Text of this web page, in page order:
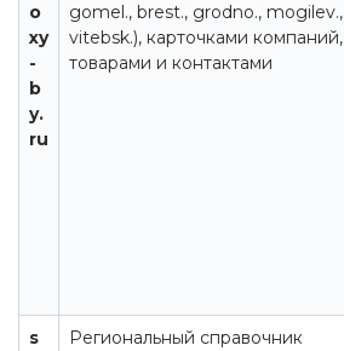
o
xy
-
b
y.
ru
gomel., brest., grodno., mogilev.,
vitebsk.), карточками компаний,
товарами и контактами
s
Региональный справочник